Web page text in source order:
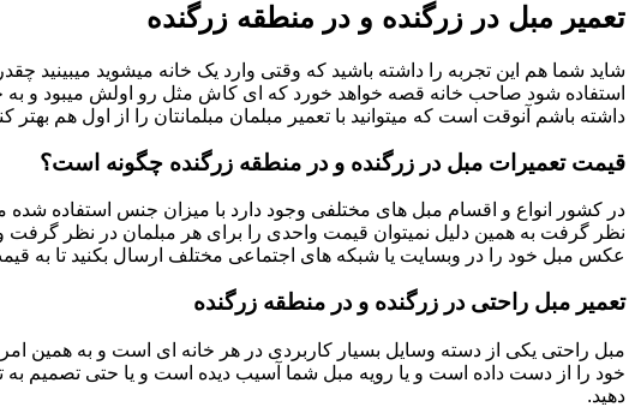
تعمیر مبل در زرگنده و در منطقه زرگنده
شاید شما هم این تجربه را داشته باشید که وقتی وارد یک خانه میشوید میبینید
استفاده شود صاحب خانه قصه خواهد خورد که ای کاش مثل رو اولش میبود و به
داشته باشم آنوقت است که میتوانید با تعمیر مبلمان مبلمانتان را از اول هم بهتر
قیمت تعمیرات مبل در زرگنده و در منطقه زرگنده چگونه است؟
در کشور انواع و اقسام مبل های مختلفی وجود دارد با میزان جنس استفاده شده
نظر گرفت به همین دلیل نمیتوان قیمت واحدی را برای هر مبلمان در نظر گرفت
عکس مبل خود را در وبسایت یا شبکه های اجتماعی مختلف ارسال بکنید تا به
تعمیر مبل راحتی در زرگنده و در منطقه زرگنده
مبل راحتی یکی از دسته وسایل بسیار کاربردی در هر خانه ای است و به همین
خود را از دست داده است و یا رویه مبل شما آسیب دیده است و یا حتی تصمیم به
دهید.